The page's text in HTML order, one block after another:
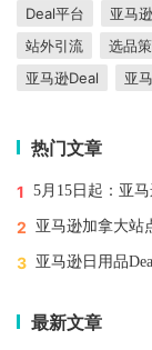
Deal平台
亚马
站外引流
选品
亚马逊Deal
亚
热门文章
1 5月15日起：亚
2 亚马逊加拿大站
3 亚马逊日用品
最新文章